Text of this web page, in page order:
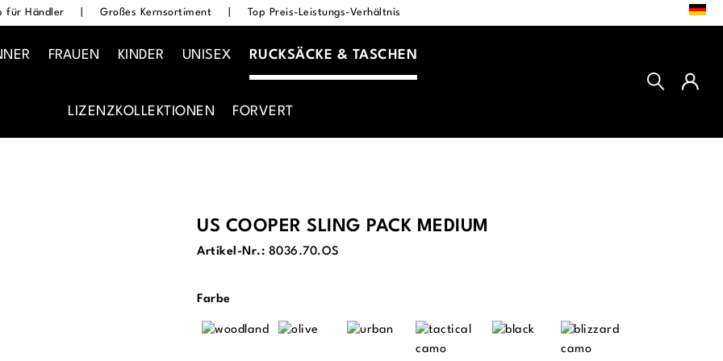
für Händler Großes Kernsortiment Top Preis-Leistungs-Verhältnis
FRAUEN KINDER UNISEX RUCKSÄCKE & TASCHEN
LIZENZKOLLEKTIONEN FORVERT
US COOPER SLING PACK MEDIUM
Artikel-Nr.: 8036.70.OS
Farbeauswählen